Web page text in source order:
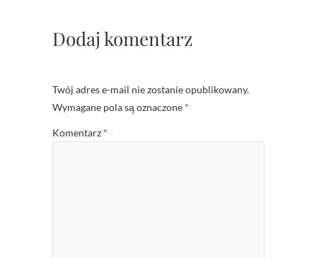
Dodaj komentarz
Twój adres e-mail nie zostanie opublikowany.
Wymagane pola są oznaczone *
Komentarz *